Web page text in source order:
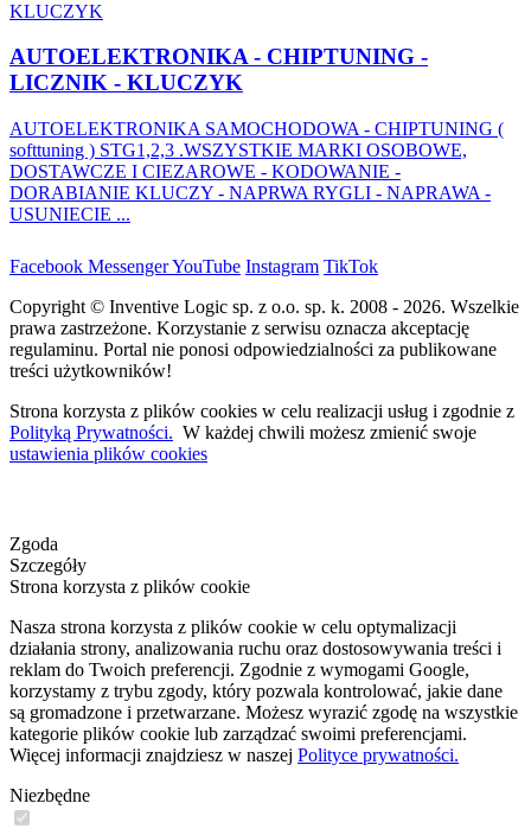
AUTOELEKTRONIKA - CHIPTUNING -
LICZNIK - KLUCZYK
AUTOELEKTRONIKA SAMOCHODOWA - CHIPTUNING (
softtuning ) STG1,2,3 .WSZYSTKIE MARKI OSOBOWE,
DOSTAWCZE I CIEZAROWE - KODOWANIE -
DORABIANIE KLUCZY - NAPRWA RYGLI - NAPRAWA -
USUNIECIE ...
Facebook MessengerYouTube Instagram TikTok
Copyright © Inventive Logic sp. z o.o. sp. k. 2008 - 2026. Wszelkie
prawa zastrzeżone. Korzystanie z serwisu oznacza akceptację
regulaminu. Portal nie ponosi odpowiedzialności za publikowane
treści użytkowników!
Strona korzysta z plików cookies w celu realizacji usług i zgodnie z
Polityką Prywatności. W każdej chwili możesz zmienić swoje
ustawienia plików cookies
Zgoda
Szczegóły
Strona korzysta z plików cookie
Nasza strona korzysta z plików cookie w celu optymalizacji
działania strony, analizowania ruchu oraz dostosowywania treści i
reklam do Twoich preferencji. Zgodnie z wymogami Google,
korzystamy z trybu zgody, który pozwala kontrolować, jakie dane
są gromadzone i przetwarzane. Możesz wyrazić zgodę na wszystkie
kategorie plików cookie lub zarządzać swoimi preferencjami.
Więcej informacji znajdziesz w naszej Polityce prywatności.
Niezbędne